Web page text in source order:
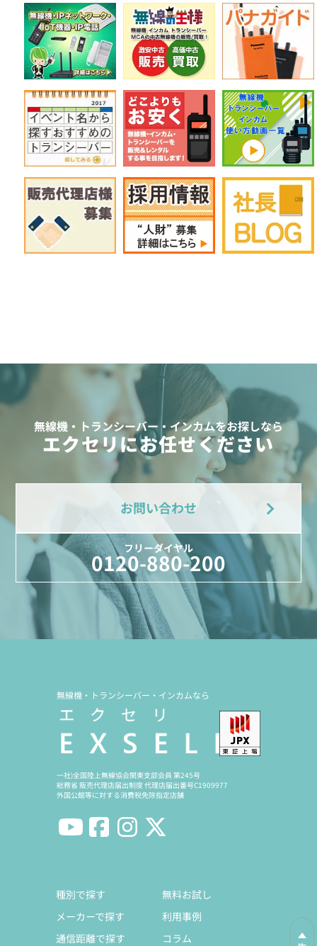
無線機・トランシーバー・インカムをお探しなら
エクセリにお任せください
お問い合わせ
フリーダイヤル
0120-880-200
無線機・トランシーバー・インカムなら
一社)全国陸上無線協会関東支部会員 第245号
総務省 販売代理店届出制度 代理店届出番号C1909977
外国公館等に対する消費税免除指定店舗
種別で探す
メーカーで探す
通信距離で探す
無料お試し
利用事例
コラム